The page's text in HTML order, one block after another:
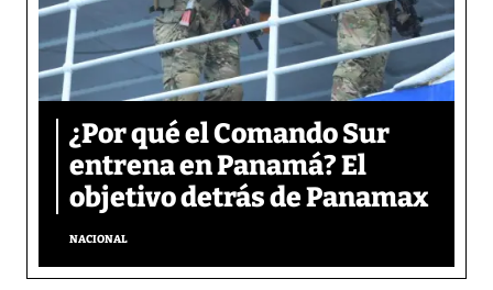
¿Por qué el Comando Sur
entrena en Panamá? El
objetivo detrás de Panamax
NACIONAL